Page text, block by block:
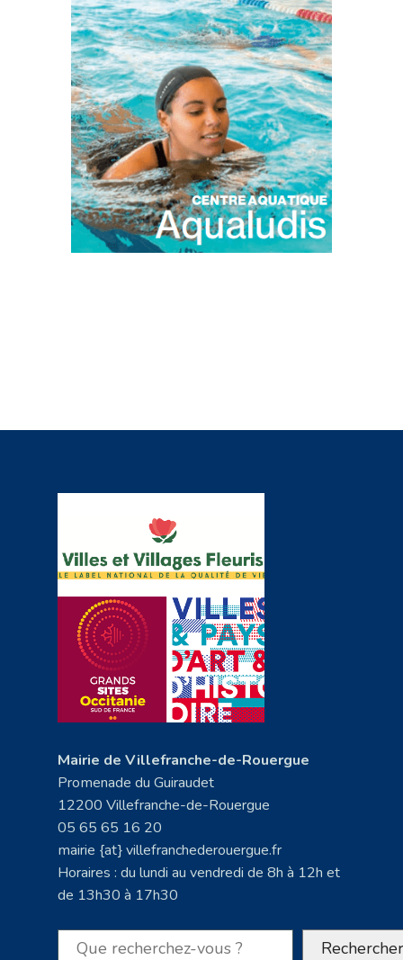
Mairie de Villefranche-de-Rouergue
Promenade du Guiraudet
12200 Villefranche-de-Rouergue
05 65 65 16 20
mairie {at} villefranchederouergue.fr
Horaires : du lundi au vendredi de 8h à 12h et
de 13h30 à 17h30
Rechercher Rechercher